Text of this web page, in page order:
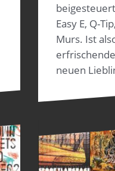
Easy E, Q-
Murs. Ist
neuen